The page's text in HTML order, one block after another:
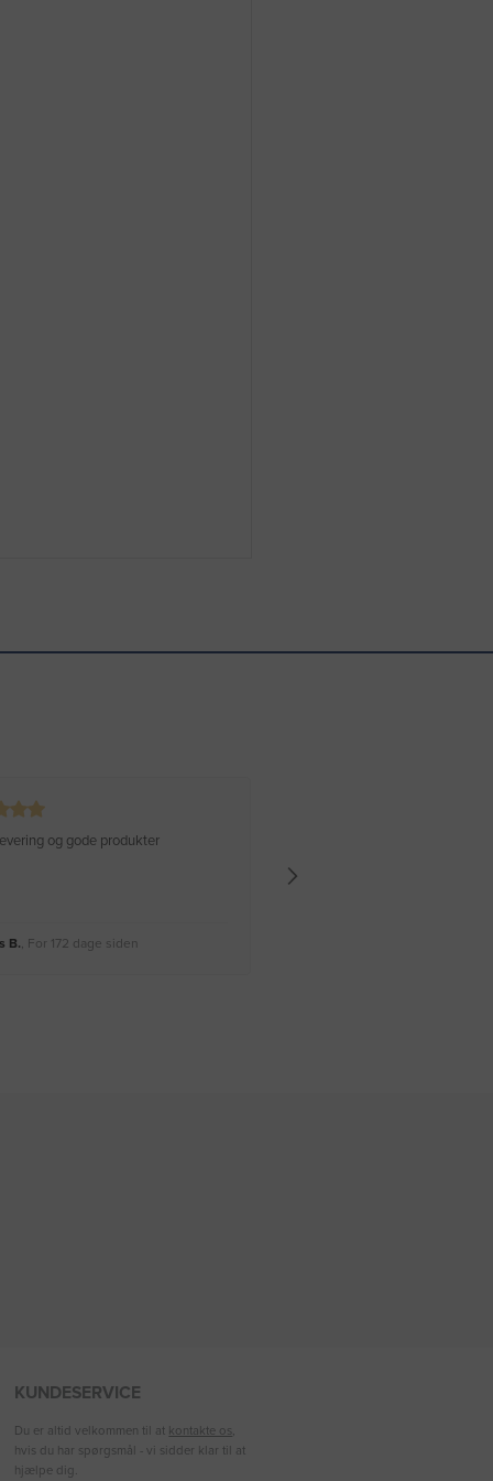
og gode produkter
B., For 172 dage siden
KUNDESERVICE
Du er altid velkommen til at kontakte os,
hvis du har spørgsmål - vi sidder klar til at
hjælpe dig.